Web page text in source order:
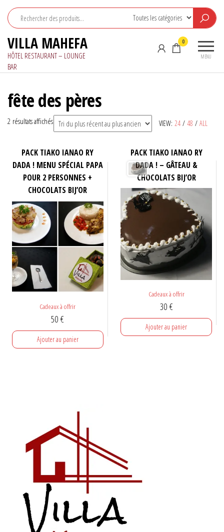
contenu
VILLA MAHEFA
HÔTEL RESTAURANT – LOUNGE
BAR
MENU
0
fête des pères
VIEW: 24 / 48 / ALL
2 résultats affichésTrié
du
récent
au
plus
ancien
PACK TIAKO IANAO RY
DADA ! MENU SPÉCIAL PAPA
POUR 2 PERSONNES +
CHOCOLATS BIJ’OR
Cadeaux à offrir
50€
Ajouter au panier
PACK TIAKO IANAO RY
DADA ! – GÂTEAU &
CHOCOLATS BIJ’OR
Cadeaux à offrir
30€
Ajouter au panier